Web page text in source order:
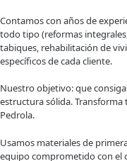
Contamos con años de
todo tipo (reformas
tabiques, rehabilitación de
específicos de cada cliente.
Nuestro objetivo: que
estructura sólida. Transforma
Pedrola.
Usamos materiales de
equipo comprometido con el